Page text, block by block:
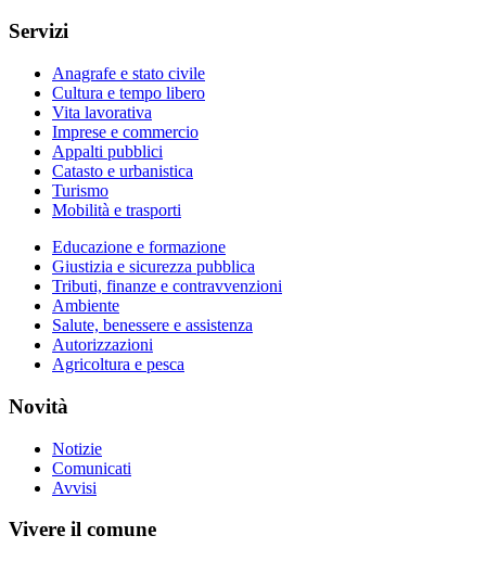
Servizi
Anagrafe e stato civile
Cultura e tempo libero
Vita lavorativa
Imprese e commercio
Appalti pubblici
Catasto e urbanistica
Turismo
Mobilità e trasporti
Educazione e formazione
Giustizia e sicurezza pubblica
Tributi, finanze e contravvenzioni
Ambiente
Salute, benessere e assistenza
Autorizzazioni
Agricoltura e pesca
Novità
Notizie
Comunicati
Avvisi
Vivere il comune